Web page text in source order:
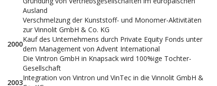
Ausland
2000
Verschmelzung der Kunststoff- und Monomer-Aktivitäten
zur Vinnolit GmbH & Co. KG
Kauf des Unternehmens durch Private Equity Fonds unter
dem Management von Advent International
Die Vintron GmbH in Knapsack wird 100%ige Tochter-
Gesellschaft
2003
Integration von Vintron und VinTec in die Vinnolit GmbH &